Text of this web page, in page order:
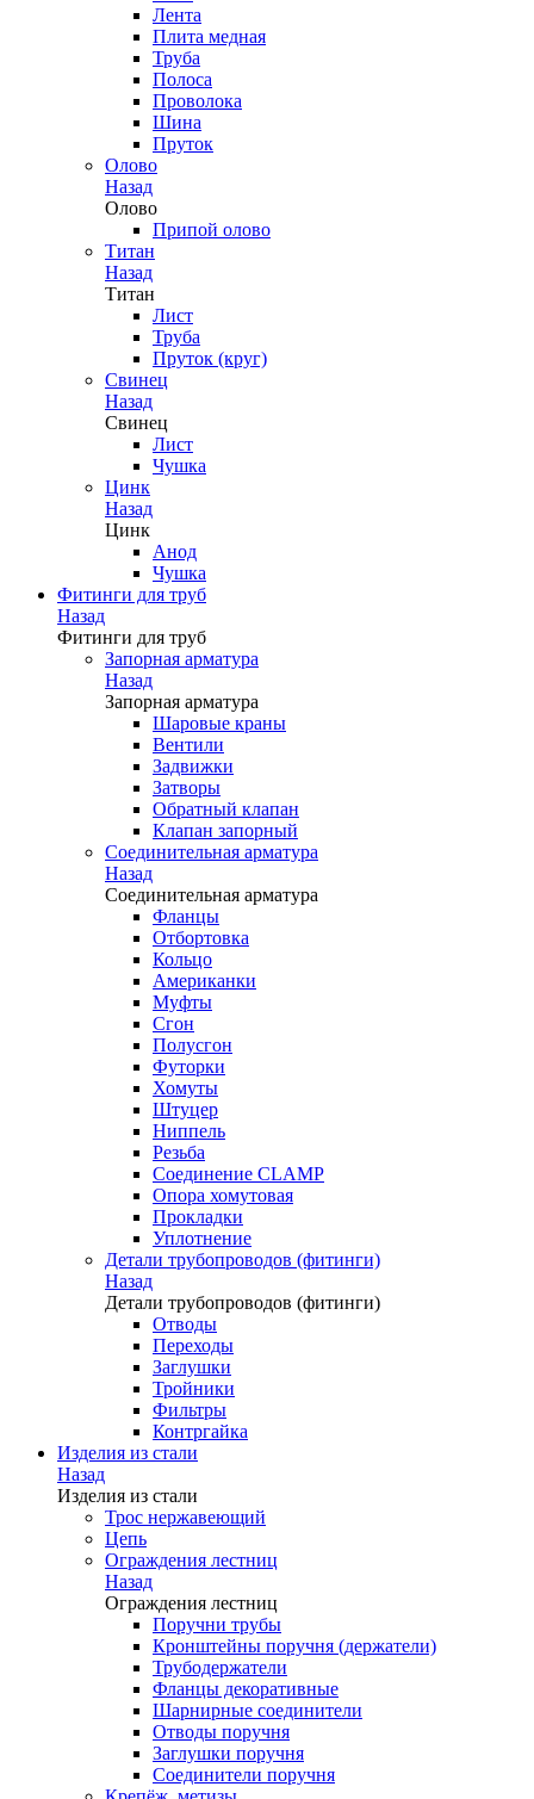
Лента
Плита медная
Труба
Полоса
Проволока
Шина
Пруток
Олово
Назад
Олово
Припой олово
Титан
Назад
Титан
Лист
Труба
Пруток (круг)
Свинец
Назад
Свинец
Лист
Чушка
Цинк
Назад
Цинк
Анод
Чушка
Фитинги для труб
Назад
Фитинги для труб
Запорная арматура
Назад
Запорная арматура
Шаровые краны
Вентили
Задвижки
Затворы
Обратный клапан
Клапан запорный
Соединительная арматура
Назад
Соединительная арматура
Фланцы
Отбортовка
Кольцо
Американки
Муфты
Сгон
Полусгон
Футорки
Хомуты
Штуцер
Ниппель
Резьба
Соединение CLAMP
Опора хомутовая
Прокладки
Уплотнение
Детали трубопроводов (фитинги)
Назад
Детали трубопроводов (фитинги)
Отводы
Переходы
Заглушки
Тройники
Фильтры
Контргайка
Изделия из стали
Назад
Изделия из стали
Трос нержавеющий
Цепь
Ограждения лестниц
Назад
Ограждения лестниц
Поручни трубы
Кронштейны поручня (держатели)
Трубодержатели
Фланцы декоративные
Шарнирные соединители
Отводы поручня
Заглушки поручня
Соединители поручня